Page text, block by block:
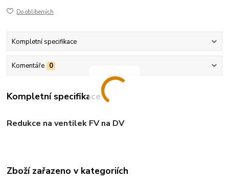
Do oblíbených
Kompletní specifikace
Komentáře 0
Kompletní specifikace
Redukce na ventilek FV na DV
Zboží zařazeno v kategoriích